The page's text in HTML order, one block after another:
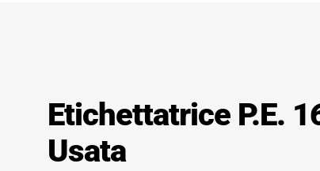
Etichettatrice P.E.
Usata